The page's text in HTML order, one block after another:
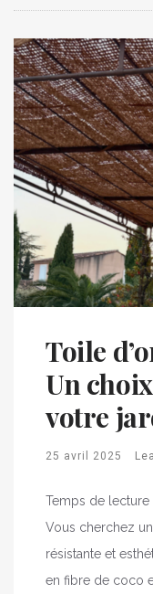
Toile
Un
votre
25 avril 2025
Temps de lecture
Vous cherchez
résistante et
en fibre de coco